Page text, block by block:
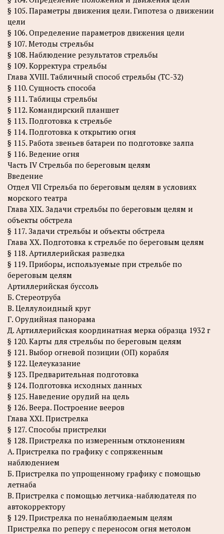
§ 105. Параметры движения цели. Гипотеза о движении
цели
§ 106. Определение параметров движения цели
§ 107. Методы стрельбы
§ 108. Наблюдение результатов стрельбы
§ 109. Корректура стрельбы
Глава XVIII. Табличный способ стрельбы (ТС-32)
§ 110. Сущность способа
§ 111. Таблицы стрельбы
§ 112. Командирский планшет
§ 113. Подготовка к стрельбе
§ 114. Подготовка к открытию огня
§ 115. Работа звеньев батареи по подготовке залпа
§ 116. Ведение огня
Часть IV Стрельба по береговым целям
Введение
Отдел VII Стрельба по береговым целям в условиях
морского театра
Глава XIX. Задачи стрельбы по береговым целям и
объекты обстрела
§ 117. Задачи стрельбы и объекты обстрела
Глава XX. Подготовка к стрельбе по береговым целям
§ 118. Артиллерийская разведка
§ 119. Приборы, используемые при стрельбе по
береговым целям
Артиллерийская буссоль
Б. Стереотруба
В. Целлулоидный круг
Г. Орудийная панорама
Д. Артиллерийская координатная мерка образца 1932 г
§ 120. Карты для стрельбы по береговым целям
§ 121. Выбор огневой позиции (ОП) корабля
§ 122. Целеуказание
§ 123. Предварительная подготовка
§ 124. Подготовка исходных данных
§ 125. Наведение орудий на цель
§ 126. Веера. Построение вееров
Глава XXI. Пристрелка
§ 127. Способы пристрелки
§ 128. Пристрелка по измеренным отклонениям
A. Пристрелка по графику с сопряженным
наблюдением
Б. Пристрелка по упрощенному графику с помощью
летнаба
B. Пристрелка с помощью летчика-наблюдателя по
автокорректору
§ 129. Пристрелка по ненаблюдаемым целям
Пристрелка по реперу с переносом огня метолом